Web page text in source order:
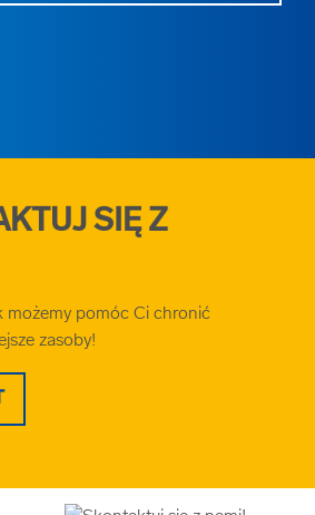
SIĘ Z
możemy pomóc Ci chronić
zasoby!